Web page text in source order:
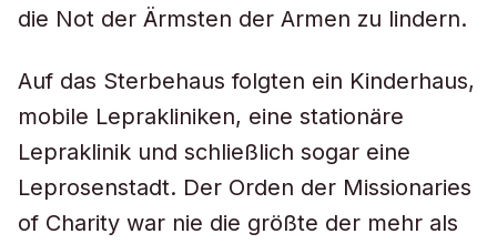
die Not der Ärmsten der Armen zu lindern.
Auf das Sterbehaus folgten ein Kinderhaus,
mobile Leprakliniken, eine stationäre
Lepraklinik und schließlich sogar eine
Leprosenstadt. Der Orden der Missionaries
of Charity war nie die größte der mehr als